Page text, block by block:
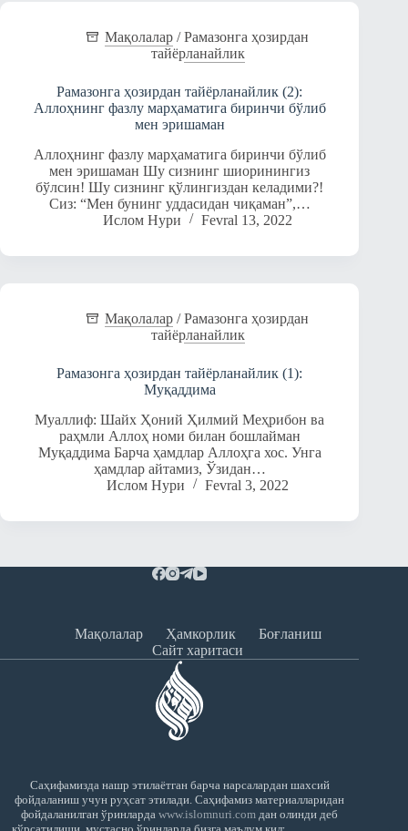
Мақолалар /Рамазонга ҳозирдан
тайёрланайлик
Рамазонга ҳозирдан тайёрланайлик (2):
Аллоҳнинг фазлу марҳаматига биринчи бўлиб
мен эришаман
Аллоҳнинг фазлу марҳаматига биринчи бўлиб
мен эришаман Шу сизнинг шиоринингиз
бўлсин! Шу сизнинг қўлингиздан келадими?!
Сиз: “Мен бунинг уддасидан чиқаман”,…
Ислом Нури
Fevral 13, 2022
Мақолалар /Рамазонга ҳозирдан
тайёрланайлик
Рамазонга ҳозирдан тайёрланайлик (1):
Муқаддима
Муаллиф: Шайх Ҳоний Ҳилмий Меҳрибон ва
раҳмли Аллоҳ номи билан бошлайман
Муқаддима Барча ҳамдлар Аллоҳга хос. Унга
ҳамдлар айтамиз, Ўзидан…
Ислом Нури
Fevral 3, 2022
Мақолалар Ҳамкорлик
Боғланиш
Сайт харитаси
Саҳифамизда нашр этилаётган барча нарсалардан шахсий
фойдаланиш учун руҳсат этилади. Саҳифамиз материалларидан
фойдаланилган ўринлардаwww.islomnuri.com дан олинди деб